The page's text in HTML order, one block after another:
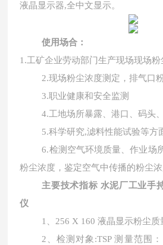
液晶显示器,全中文显示。
使用场合：
1.工矿企业劳动部门生产现场现场粉
2.现场粉尘浓度测定，排气口
3.职业健康和安全监测
4.工地场所暴露、港口、码头
5.科学研究,滤料性能试验等方
6.检测空气环境质量、作业场
粉尘浓度，鉴定空气中传播的粉尘浓
主要技术指标 水泥厂工业手
仪
1、256 X 160 液晶显示粉尘质
2、检测对象:TSP 测量范围：